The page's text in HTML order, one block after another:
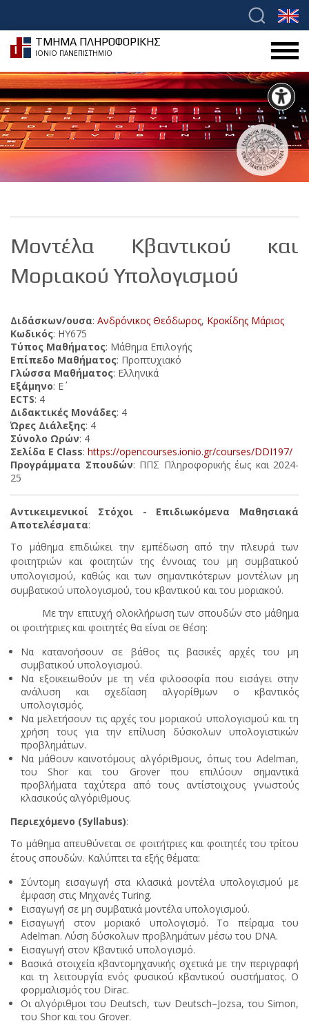
ΤΜΗΜΑ ΠΛΗΡΟΦΟΡΙΚΗΣ
ΙΟΝΙΟ ΠΑΝΕΠΙΣΤΗΜΙΟ
Μοντέλα Κβαντικού και
Μοριακού Υπολογισμού
Διδάσκων/ουσα: Ανδρόνικος Θεόδωρος, Κροκίδης Μάριος
Κωδικός: ΗΥ675
Τύπος Μαθήματος: Μάθημα Επιλογής
Επίπεδο Μαθήματος: Προπτυχιακό
Γλώσσα Μαθήματος: Ελληνικά
Εξάμηνο: Ε΄
ECTS: 4
Διδακτικές Μονάδες: 4
Ώρες Διάλεξης: 4
Σύνολο Ωρών: 4
Σελίδα E Class: https://opencourses.ionio.gr/courses/DDI197/
Προγράμματα Σπουδών: ΠΠΣ Πληροφορικής έως και 2024-
25
Αντικειμενικοί Στόχοι - Επιδιωκόμενα Μαθησιακά
Αποτελέσματα:
Το μάθημα επιδιώκει την εμπέδωση από την πλευρά των
φοιτητριών και φοιτητών της έννοιας του μη συμβατικού
υπολογισμού, καθώς και των σημαντικότερων μοντέλων μη
συμβατικού υπολογισμού, του κβαντικού και του μοριακού.
Με την επιτυχή ολοκλήρωση των σπουδών στο μάθημα
οι φοιτήτριες και φοιτητές θα είναι σε θέση:
Να κατανοήσουν σε βάθος τις βασικές αρχές του μη
συμβατικού υπολογισμού.
Να εξοικειωθούν με τη νέα φιλοσοφία που εισάγει στην
ανάλυση και σχεδίαση αλγορίθμων ο κβαντικός
υπολογισμός.
Να μελετήσουν τις αρχές του μοριακού υπολογισμού και τη
χρήση τους για την επίλυση δύσκολων υπολογιστικών
προβλημάτων.
Να μάθουν καινοτόμους αλγόριθμους, όπως του Adelman,
του Shor και του Grover που επιλύουν σημαντικά
προβλήματα ταχύτερα από τους αντίστοιχους γνωστούς
κλασικούς αλγόριθμους.
Περιεχόμενο (Syllabus):
Το μάθημα απευθύνεται σε φοιτήτριες και φοιτητές του τρίτου
έτους σπουδών. Καλύπτει τα εξής θέματα:
Σύντομη εισαγωγή στα κλασικά μοντέλα υπολογισμού με
έμφαση στις Μηχανές Turing.
Εισαγωγή σε μη συμβατικά μοντέλα υπολογισμού.
Εισαγωγή στον μοριακό υπολογισμό. Το πείραμα του
Adelman. Λύση δύσκολων προβλημάτων μέσω του DNA.
Εισαγωγή στον Κβαντικό υπολογισμό.
Βασικά στοιχεία κβαντομηχανικής σχετικά με την περιγραφή
και τη λειτουργία ενός φυσικού κβαντικού συστήματος. Ο
φορμαλισμός του Dirac.
Οι αλγόριθμοι του Deutsch, των Deutsch–Jozsa, του Simon,
του Shor και του Grover.